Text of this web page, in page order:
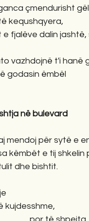
çmendurisht
kequshqyera,
fjalëve dalin jashtë,
vazhdojnë t'i hanë
godasin ëmbël
në bulevard
mendoj për sytë e
këmbët e tij shkelin
dhe bishtit.